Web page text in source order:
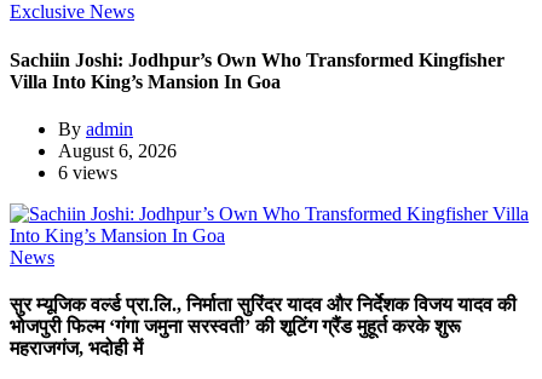
Exclusive News
Sachiin Joshi: Jodhpur’s Own Who Transformed Kingfisher
Villa Into King’s Mansion In Goa
By admin
August 6, 2026
6 views
News
सुर म्यूजिक वर्ल्ड प्रा.लि., निर्माता सुरिंदर यादव और निर्देशक विजय यादव की
भोजपुरी फिल्म ‘गंगा जमुना सरस्वती’ की शूटिंग ग्रैंड मुहूर्त करके शुरू
महराजगंज, भदोही में